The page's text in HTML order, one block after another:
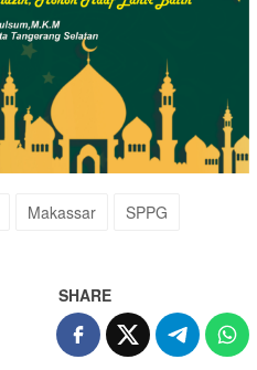
Makassar
SPPG
SHARE